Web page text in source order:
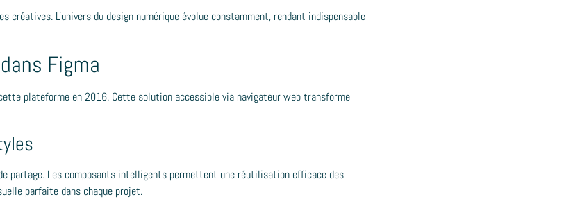
L'univers du design numérique évolue constamment, rendant indispensable
Figma
plateforme en 2016. Cette solution accessible via navigateur web transforme
partage. Les composants intelligents permettent une réutilisation efficace des
parfaite dans chaque projet.